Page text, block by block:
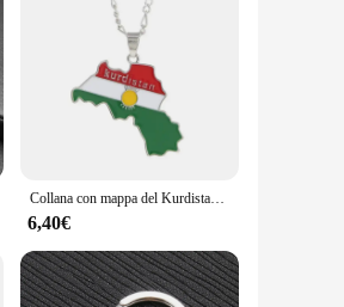
Collana con mappa del Kurdistan per le donne collane con ciondolo bandiera Color oro portachiavi con catena a clavicola in acciaio inossidabile regalo di gioielli
6,40€